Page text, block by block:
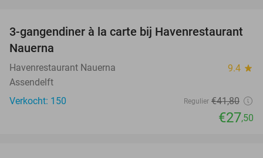
34%
3-gangendiner à la carte bij Havenrestaurant
Nauerna
Havenrestaurant Nauerna 9.4 star
Assendelft
Verkocht: 150
Regulier €41,80
€27,50